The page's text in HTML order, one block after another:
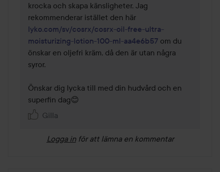
krocka och skapa känsligheter. Jag
lyko.com/sv/cosrx/cosrx-oil-free-ultra-
moisturizing-lotion-100-ml-aa4e6b57 om du
önskar en oljefri kräm, då den är utan några
syror.
Önskar dig lycka till med din hudvård och en
superfin dag😊
Gilla
Logga in för att lämna en kommentar